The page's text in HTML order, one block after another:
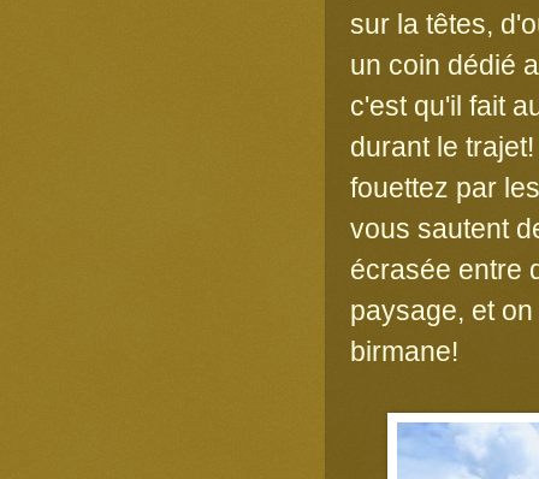
sur la têtes,
un coin dédié
c'est qu'il fait
durant le
fouettez par
vous sautent
écrasée entre
paysage, et
birmane!